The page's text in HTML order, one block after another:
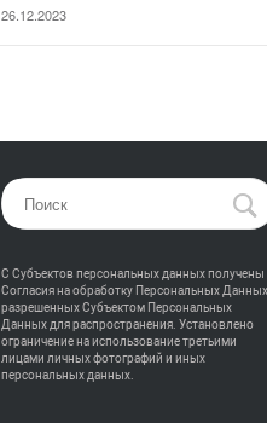
26.12.2023
С Субъектов персональных данных получены
Согласия на обработку Персональных Данных,
разрешенных Субъектом Персональных
Данных для распространения. Установлено
ограничение на использование третьими
лицами личных фотографий и иных
персональных данных.